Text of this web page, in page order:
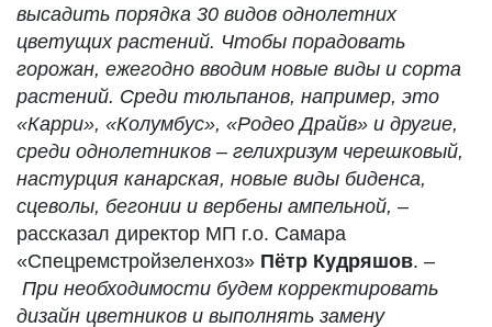
высадить порядка 30 видов однолетних
цветущих растений. Чтобы порадовать
горожан, ежегодно вводим новые виды и сорта
растений. Среди тюльпанов, например, это
«Карри», «Колумбус», «Родео Драйв» и другие,
среди однолетников – гелихризум черешковый,
настурция канарская, новые виды биденса,
сцеволы, бегонии и вербены ампельной, –
рассказал директор МП г.о. Самара
«Спецремстройзеленхоз» Пётр Кудряшов. –
При необходимости будем корректировать
дизайн цветников и выполнять замену